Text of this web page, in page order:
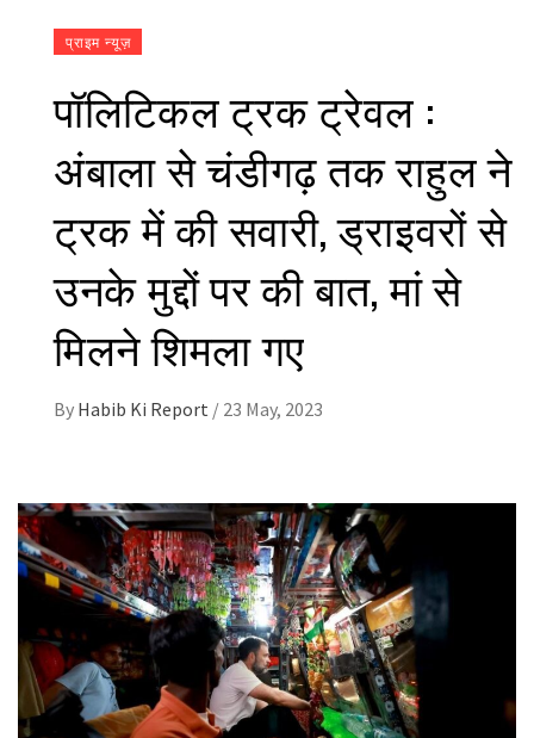
प्राइम न्यूज़
पॉलिटिकल ट्रक ट्रेवल :
अंबाला से चंडीगढ़ तक राहुल ने
ट्रक में की सवारी, ड्राइवरों से
उनके मुद्दों पर की बात, मां से
मिलने शिमला गए
By Habib Ki Report / 23 May, 2023